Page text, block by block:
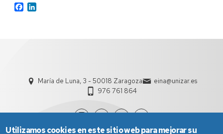
Facebook
María de Luna, 3 - 50018 Zaragoza
eina@unizar.es
976 761 864
Utilizamos cookies en este sitio web para mejorar su